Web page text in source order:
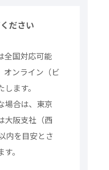
ださい
全国対応可能
オンライン（ビ
ます。
場合は、東京
大阪支社（西
内を目安とさ
。